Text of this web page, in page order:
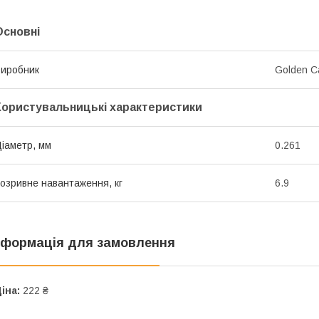
Golden
характеристики
мм 0.261
навантаження, кг 6.9
для замовлення
222 ₴